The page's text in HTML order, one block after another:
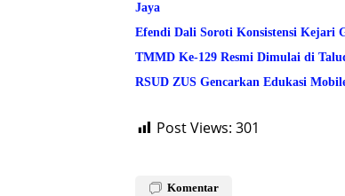
Jaya
Efendi Dali Soroti Konsistensi Kejari
TMMD Ke-129 Resmi Dimulai di
RSUD ZUS Gencarkan Edukasi
Post Views: 301
Komentar